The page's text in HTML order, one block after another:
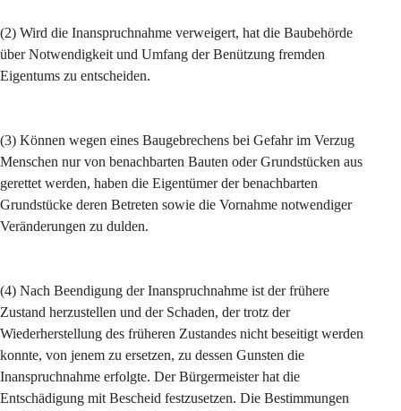
(2) Wird die Inanspruchnahme verweigert, hat die Baubehörde
über Notwendigkeit und Umfang der Benützung fremden
Eigentums zu entscheiden.
(3) Können wegen eines Baugebrechens bei Gefahr im Verzug
Menschen nur von benachbarten Bauten oder Grundstücken aus
gerettet werden, haben die Eigentümer der benachbarten
Grundstücke deren Betreten sowie die Vornahme notwendiger
Veränderungen zu dulden.
(4) Nach Beendigung der Inanspruchnahme ist der frühere
Zustand herzustellen und der Schaden, der trotz der
Wiederherstellung des früheren Zustandes nicht beseitigt werden
konnte, von jenem zu ersetzen, zu dessen Gunsten die
Inanspruchnahme erfolgte. Der Bürgermeister hat die
Entschädigung mit Bescheid festzusetzen. Die Bestimmungen